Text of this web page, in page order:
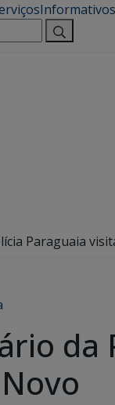
Informativos
Paraguaia
da